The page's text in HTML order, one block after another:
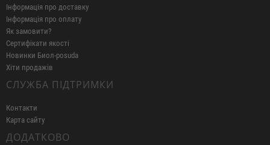
Інформація про доставку
Інформація про оплату
Як замовити?
Сертифікати якості
Новинки Биол-posuda
Хіти продажів
СЛУЖБА ПІДТРИМКИ
Контакти
Карта сайту
ДОДАТКОВО